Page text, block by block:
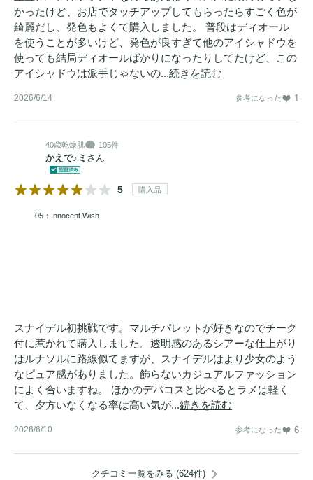
かったけど、お店でタッチアップしてもらったらすごく色が
綺麗だし、発色もよくて購入しました。 普段はディオール
を使うことが多いけど、発色が良すぎて他のアイシャドウを
使っても結局ディオールばかりになったりしてたけど、この
アイシャドウは派手じゃないの...続きを読む
2026/6/14 参考になった 1
40歳乾燥肌 105件
かえで♪ミ さん
5 購入品
05：Innocent Wish
スナイデル初挑戦です。マルチパレットが好きなのでチーク
付に惹かれて購入しました。透明感のあるシアーな仕上がり
はルナソルに路線似てますが、スナイデルはより少女のよう
なピュア感がありました。飾らないカジュアルファッション
によく合いますね。 ほかのデパコスと比べるとラメは軽く
て、夕方いなくなる率は高い気が...続きを読む
2026/6/10 参考になった 6
クチコミ一覧をみる (624件)